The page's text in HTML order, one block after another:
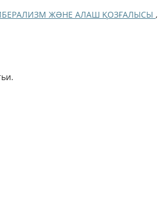
ЖƏНЕ АЛАШ ҚОЗҒАЛЫСЫ ,